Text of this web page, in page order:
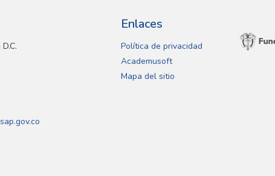
Enlaces
Política de privacidad
Academusoft
Mapa del sitio